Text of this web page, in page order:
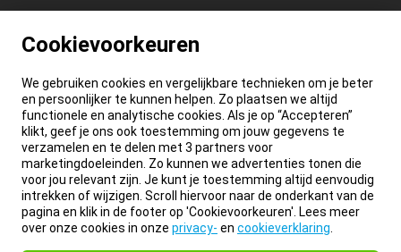
Cookievoorkeuren
We gebruiken cookies en vergelijkbare technieken om je beter
en persoonlijker te kunnen helpen. Zo plaatsen we altijd
functionele en analytische cookies. Als je op “Accepteren”
klikt, geef je ons ook toestemming om jouw gegevens te
verzamelen en te delen met 3 partners voor
marketingdoeleinden. Zo kunnen we advertenties tonen die
voor jou relevant zijn. Je kunt je toestemming altijd eenvoudig
intrekken of wijzigen. Scroll hiervoor naar de onderkant van de
pagina en klik in de footer op 'Cookievoorkeuren'. Lees meer
over onze cookies in onze privacy- en cookieverklaring